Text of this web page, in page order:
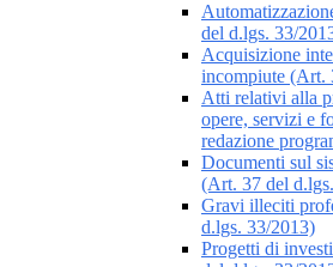
del d.lgs. 33/
Acquisizione
incompiute (Art.
Atti relativi alla
opere, servizi e
redazione
Documenti sul
(Art. 37 del
Gravi illeciti
d.lgs. 33/2013)
Progetti di